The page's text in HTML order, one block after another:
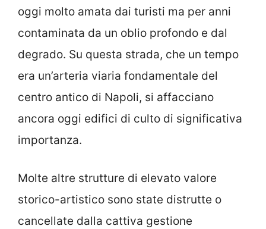
oggi molto amata dai turisti ma per anni
contaminata da un oblio profondo e dal
degrado. Su questa strada, che un tempo
era un’arteria viaria fondamentale del
centro antico di Napoli, si affacciano
ancora oggi edifici di culto di significativa
importanza.
Molte altre strutture di elevato valore
storico-artistico sono state distrutte o
cancellate dalla cattiva gestione